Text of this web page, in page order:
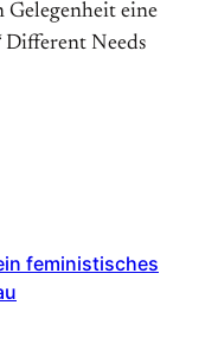
Gelegenheit eine
Different Needs
feministisches